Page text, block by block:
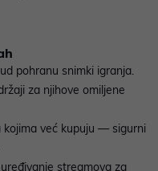
pohranu snimki igranja.
za njihove omiljene
već kupuju — sigurni
streamova za